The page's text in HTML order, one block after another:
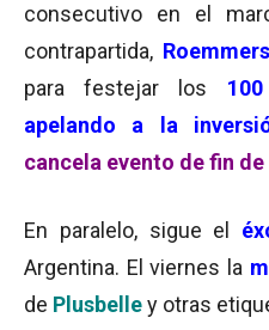
consecutivo en el
contrapartida, Roemmers
para festejar los
apelando a la
cancela evento de fin de
En paralelo, sigue el
Argentina. El viernes la
de Plusbelley otras